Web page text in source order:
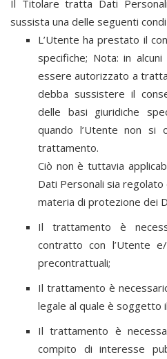
Il Titolare tratta Dati
sussista una delle seguenti
L’Utente ha prestato il
specifiche; Nota: in
essere autorizzato a
debba sussistere il
delle basi giuridiche
quando l’Utente non si
trattamento.
Ciò non è tuttavia
Dati Personali sia
materia di protezione dei
Il trattamento è
contratto con l’Utente
precontrattuali;
Il trattamento è
legale al quale è soggetto
Il trattamento è
compito di interesse